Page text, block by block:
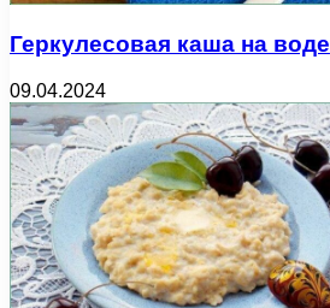
Геркулесовая каша на воде
09.04.2024